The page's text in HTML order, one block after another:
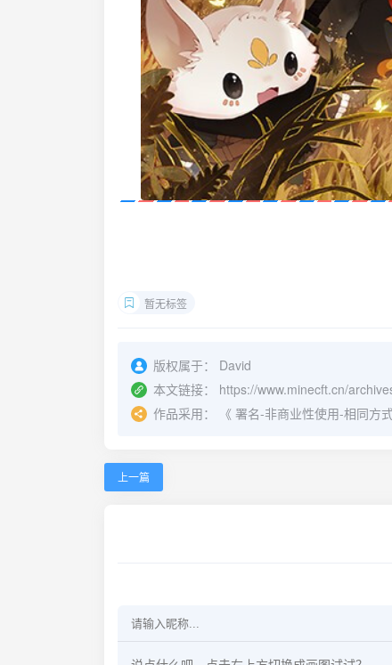
暂无标签
版权属于：
David
本文链接：
https://www.minecft.cn/
作品采用：
《 署名-非商业性使用-相同方
上一篇